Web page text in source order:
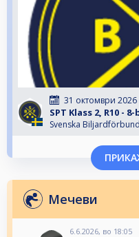
31 октомври 2026
SPT Klass 2, R10 -
Svenska
Мечеви
6.6.2026, во 18:05